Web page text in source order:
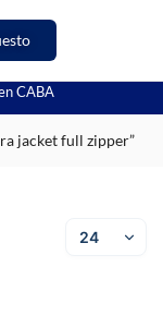
CABA
jacket full zipper”